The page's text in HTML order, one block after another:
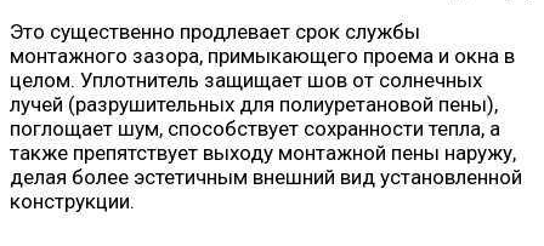
Это существенно продлевает срок службы
монтажного зазора, примыкающего проема и окна в
целом. Уплотнитель защищает шов от солнечных
лучей (разрушительных для полиуретановой пены),
поглощает шум, способствует сохранности тепла, а
также препятствует выходу монтажной пены наружу,
делая более эстетичным внешний вид установленной
конструкции.